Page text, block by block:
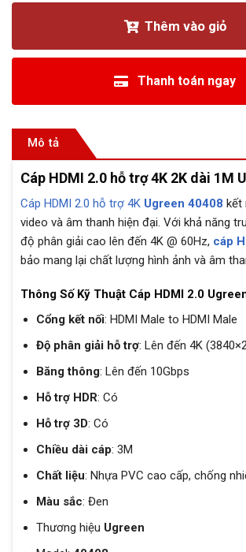
Thêm vào giỏ
Thanh toán ngay
Mô tả
Cáp HDMI 2.0 hỗ trợ 4K 2K dài 1M
Cáp HDMI 2.0 hỗ trợ 4K Ugreen 40408 kết
video và âm thanh hiện đại. Với khả năng
độ phân giải cao lên đến 4K @ 60Hz, cáp
bảo mang lại chất lượng hình ảnh và âm
Thông Số Kỹ Thuật Cáp HDMI 2.0
Cổng kết nối: HDMI Male to HDMI Male
Độ phân giải hỗ trợ: Lên đến 4K
Băng thông: Lên đến 10Gbps
Hỗ trợ HDR: Có
Hỗ trợ 3D: Có
Chiều dài cáp: 3M
Chất liệu: Nhựa PVC cao cấp, chống
Màu sắc: Đen
Thương hiệu Ugreen